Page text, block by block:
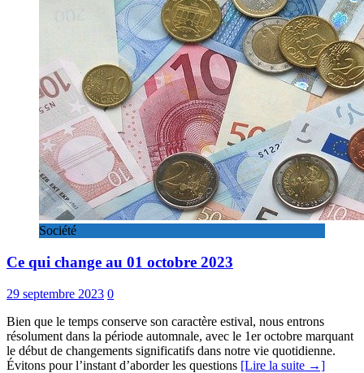
Société
Ce qui change au 01 octobre 2023
29 septembre 2023 0
Bien que le temps conserve son caractère estival, nous entrons
résolument dans la période automnale, avec le 1er octobre marquant
le début de changements significatifs dans notre vie quotidienne.
Évitons pour l’instant d’aborder les questions [Lire la suite →]